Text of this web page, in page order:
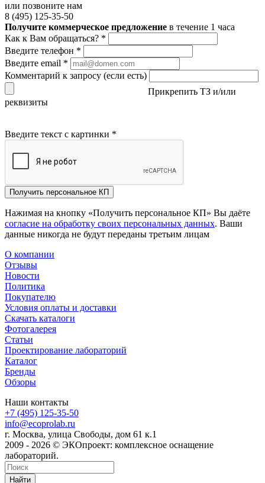
или позвоните нам
8 (495) 125-35-50
Получите коммерческое предложение в течение 1 часа
Как к Вам обращаться? *
Введите телефон *
Введите email *
Комментарий к запросу (если есть)
Прикрепить ТЗ и/или
реквизиты
Введите текст с картинки *
Получить персональное КП
Нажимая на кнопку «Получить персональное КП» Вы даёте
согласие на обработку своих персональных данных. Ваши
данные никогда не будут переданы третьим лицам
О компании
Отзывы
Новости
Политика
Покупателю
Условия оплаты и доставки
Скачать каталоги
Фотогалерея
Статьи
Проектирование лабораторий
Каталог
Бренды
Обзоры
Наши контакты
+7 (495) 125-35-50
info@ecoprolab.ru
г. Москва, улица Свободы, дом 61 к.1
2009 - 2026 © ЭКОпроект: комплексное оснащение
лабораторий.
Найти